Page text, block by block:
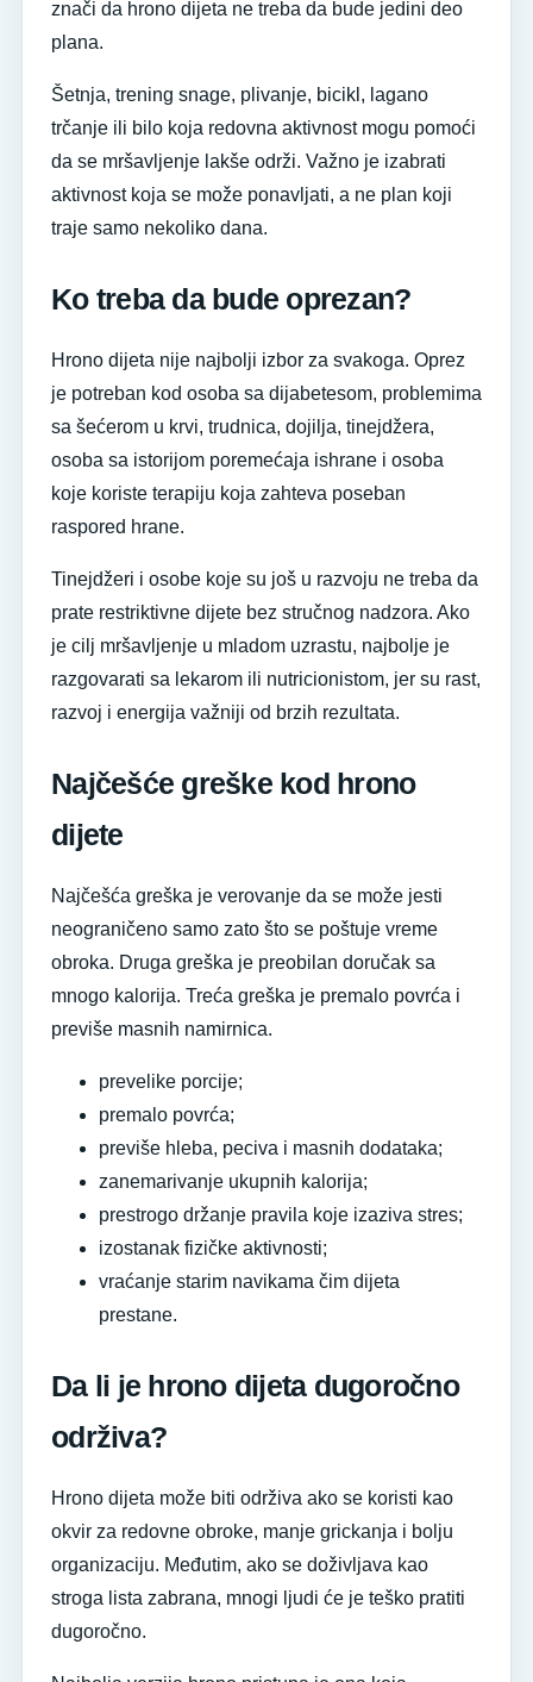
znači da hrono dijeta ne treba da bude jedini deo
plana.
Šetnja, trening snage, plivanje, bicikl, lagano
trčanje ili bilo koja redovna aktivnost mogu pomoći
da se mršavljenje lakše održi. Važno je izabrati
aktivnost koja se može ponavljati, a ne plan koji
traje samo nekoliko dana.
Ko treba da bude oprezan?
Hrono dijeta nije najbolji izbor za svakoga. Oprez
je potreban kod osoba sa dijabetesom, problemima
sa šećerom u krvi, trudnica, dojilja, tinejdžera,
osoba sa istorijom poremećaja ishrane i osoba
koje koriste terapiju koja zahteva poseban
raspored hrane.
Tinejdžeri i osobe koje su još u razvoju ne treba da
prate restriktivne dijete bez stručnog nadzora. Ako
je cilj mršavljenje u mladom uzrastu, najbolje je
razgovarati sa lekarom ili nutricionistom, jer su rast,
razvoj i energija važniji od brzih rezultata.
Najčešće greške kod hrono
dijete
Najčešća greška je verovanje da se može jesti
neograničeno samo zato što se poštuje vreme
obroka. Druga greška je preobilan doručak sa
mnogo kalorija. Treća greška je premalo povrća i
previše masnih namirnica.
prevelike porcije;
premalo povrća;
previše hleba, peciva i masnih dodataka;
zanemarivanje ukupnih kalorija;
prestrogo držanje pravila koje izaziva stres;
izostanak fizičke aktivnosti;
vraćanje starim navikama čim dijeta
prestane.
Da li je hrono dijeta dugoročno
održiva?
Hrono dijeta može biti održiva ako se koristi kao
okvir za redovne obroke, manje grickanja i bolju
organizaciju. Međutim, ako se doživljava kao
stroga lista zabrana, mnogi ljudi će je teško pratiti
dugoročno.